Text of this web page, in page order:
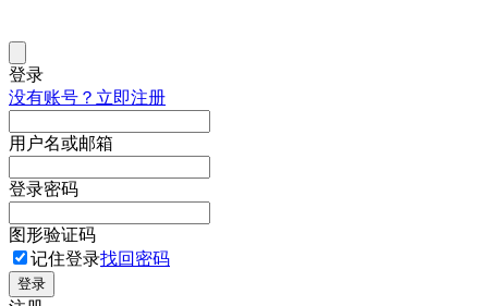
登录
没有账号？立即注册
用户名或邮箱
登录密码
图形验证码
记住登录找回密码
登录